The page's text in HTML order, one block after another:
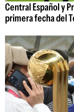
Central Español y
primera fecha del